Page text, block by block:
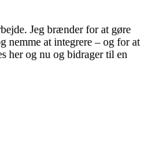
Jeg brænder for at gøre
nemme at integrere – og for at
her og nu og bidrager til en